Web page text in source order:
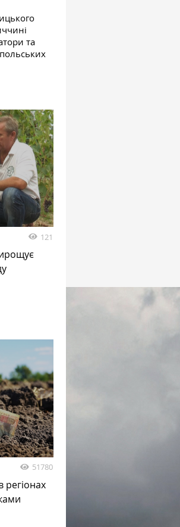
та
121
51780
регіонах